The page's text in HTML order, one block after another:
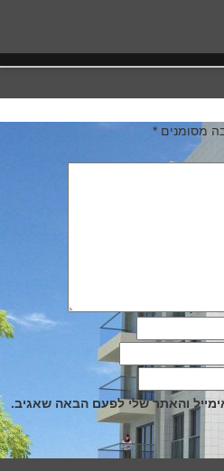
מסומנים *
והאתר שלי לפעם הבאה שאגיב.